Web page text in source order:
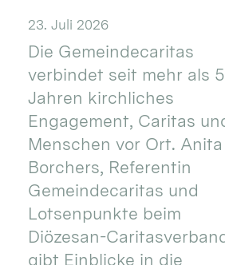
23. Juli 2026
Die Gemeindecaritas
verbindet seit mehr als
Jahren kirchliches
Engagement, Caritas
Menschen vor Ort. Anita
Borchers, Referentin
Gemeindecaritas und
Lotsenpunkte beim
Diözesan-
gibt Einblicke in die